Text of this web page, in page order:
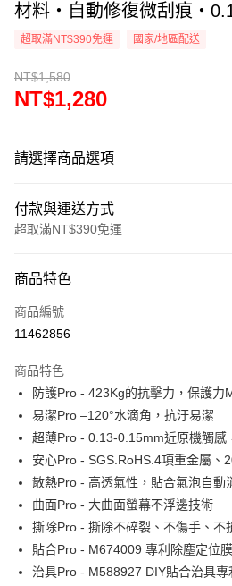
材料・自動修復微刮痕・
抗擊力・透氣散熱｜全新膜
超取滿NT$390免運 國家/地區配送
NT$1,580
NT$1,280
請選擇商品選項
付款與運送方式
超取滿NT$390免運
信用卡一次付款
超商取貨付款
運送方式
全家取貨付款
每筆NT$60，滿NT$390(含以上)免運費
7-11取貨付款
每筆NT$60，滿NT$390(含以上)免運費
宅配
每筆NT$55，滿NT$390(含以上)免運費
國際配送
商品特色
商品編號
11462856
商品特色
防護Pro - 423Kg的抗擊力，保護力
易潔Pro –120°水滴角，抗汙易潔
超薄Pro - 0.13-0.15mm近原機觸感
安心Pro - SGS.RoHS.4項重金屬、
散熱Pro - 高透氣性，貼合氣泡自動
曲面Pro - 大曲面螢幕不浮邊技術
撕除Pro - 撕除不碎裂、不傷手、不
貼合Pro - M674009 專利除塵定位
治具Pro - M588927 DIY貼合治具專